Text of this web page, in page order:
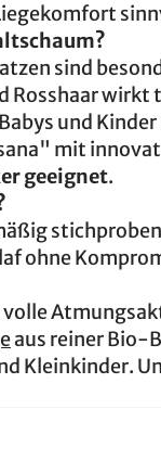
sind
Rosshaar
und
mit
geeignet.
ohne
aus reiner Bio-
Kleinkinder.